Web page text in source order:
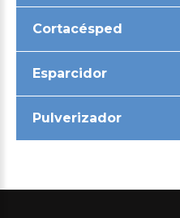
Cortacésped
Esparcidor
Pulverizador